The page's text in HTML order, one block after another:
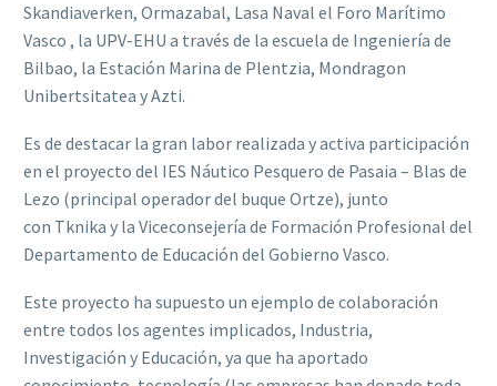
Skandiaverken, Ormazabal, Lasa Naval el Foro Marítimo
Vasco , la UPV-EHU a través de la escuela de Ingeniería de
Bilbao, la Estación Marina de Plentzia, Mondragon
Unibertsitatea y Azti.
Es de destacar la gran labor realizada y activa participación
en el proyecto del IES Náutico Pesquero de Pasaia – Blas de
Lezo (principal operador del buque Ortze), junto
con Tknika y la Viceconsejería de Formación Profesional del
Departamento de Educación del Gobierno Vasco.
Este proyecto ha supuesto un ejemplo de colaboración
entre todos los agentes implicados, Industria,
Investigación y Educación, ya que ha aportado